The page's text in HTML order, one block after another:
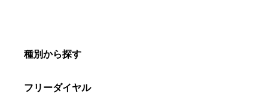
種別から探す
フリーダイヤル